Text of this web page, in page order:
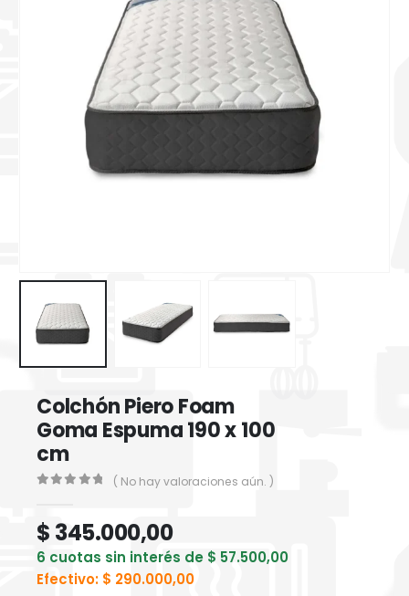
Colchón Piero Foam
Goma Espuma 190 x 100
cm
( No hay valoraciones aún. )
$ 345.000,00
6 cuotas sin interés de $ 57.500,00
Efectivo: $ 290.000,00